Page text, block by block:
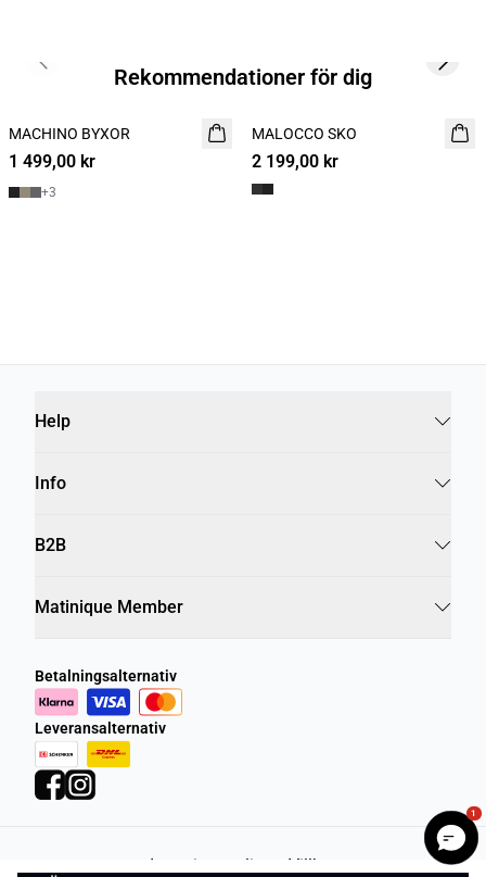
Rekommendationer för dig
NYHET
MACHINO BYXOR
1 499,00 kr
+3
NYHET
MALOCCO SKO
2 199,00 kr
Previous slide Next
Help
Info
B2B
Matinique Member
Betalningsalternativ
Leveransalternativ
Integritetspolicy Villkor
1